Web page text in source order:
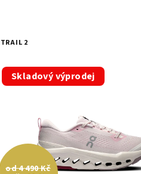
2
Skladový výprodej
od 4 490 Kč